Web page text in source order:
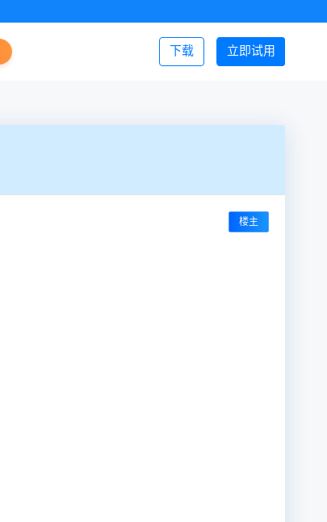
立即试用
下载 登录/注册
楼主